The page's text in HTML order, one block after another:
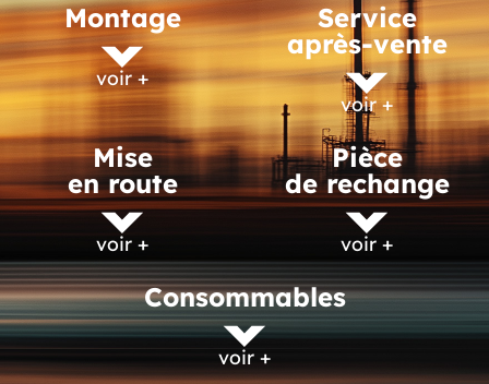
Montage
voir +
Service
après-vente
voir +
Mise
en route
voir +
Pièce
de rechange
voir +
Consommables
voir +